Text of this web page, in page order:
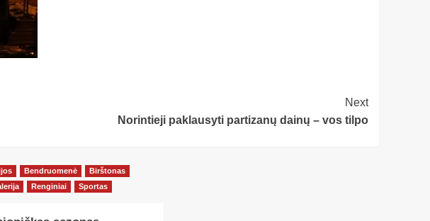
Next
Norintieji paklausyti partizanų dainų – vos tilpo
Bendruomenė
Birštonas
Renginiai Sportas